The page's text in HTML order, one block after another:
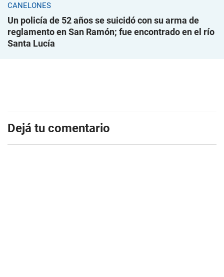
CANELONES
Un policía de 52 años se suicidó con su arma de
reglamento en San Ramón; fue encontrado en el río
Santa Lucía
Dejá tu comentario